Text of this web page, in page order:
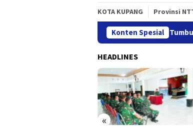
KOTA KUPANG Provinsi
Konten Spesial
Ekonomi NTT Triwulan II 2026 Tumbuh
HEADLINES
«